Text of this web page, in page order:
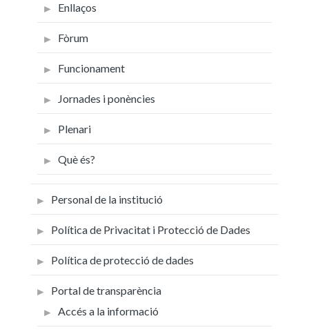
Enllaços
Fòrum
Funcionament
Jornades i ponències
Plenari
Què és?
Personal de la institució
Política de Privacitat i Protecció de Dades
Política de protecció de dades
Portal de transparència
Accés a la informació